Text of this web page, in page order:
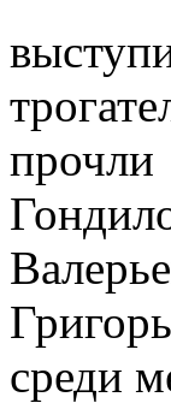
среди